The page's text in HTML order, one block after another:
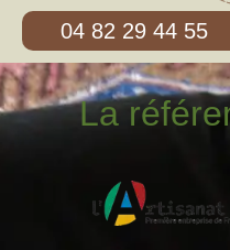
04 82 29 44 55
La